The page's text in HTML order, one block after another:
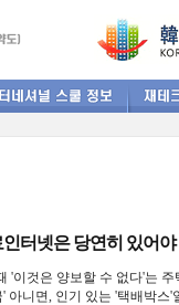
터넷은 당연히 있어야
'이것은 양보할 수 없다'는 주
' 아니면, 인기 있는 '택배박스'